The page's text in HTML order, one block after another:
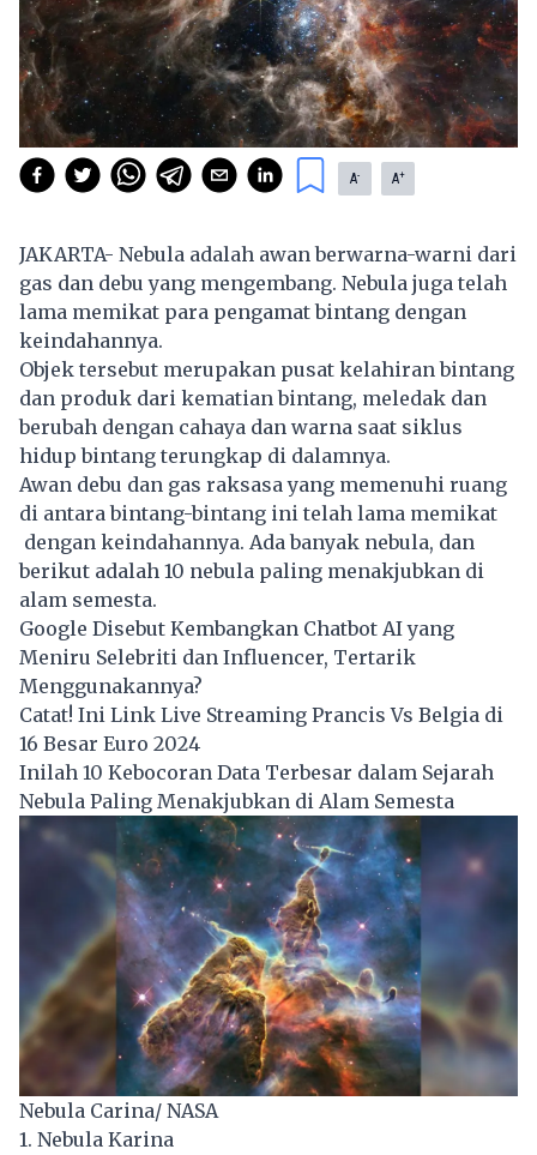
A- A+
JAKARTA- Nebula adalah awan berwarna-warni dari
gas dan debu yang mengembang. Nebula juga telah
lama memikat para pengamat bintang dengan
keindahannya.
Objek tersebut merupakan pusat kelahiran bintang
dan produk dari kematian bintang, meledak dan
berubah dengan cahaya dan warna saat siklus
hidup bintang terungkap di dalamnya.
Awan debu dan gas raksasa yang memenuhi ruang
di antara bintang-bintang ini telah lama memikat
dengan keindahannya. Ada banyak nebula, dan
berikut adalah 10 nebula paling menakjubkan di
alam semesta.
Google Disebut Kembangkan Chatbot AI yang
Meniru Selebriti dan Influencer, Tertarik
Menggunakannya?
Catat! Ini Link Live Streaming Prancis Vs Belgia di
16 Besar Euro 2024
Inilah 10 Kebocoran Data Terbesar dalam Sejarah
Nebula Paling Menakjubkan di Alam Semesta
Nebula Carina/ NASA
1. Nebula Karina